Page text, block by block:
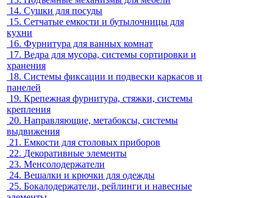
14. Сушки для посуды
15. Сетчатые емкости и бутылочницы для
кухни
16. Фурнитура для ванных комнат
17. Ведра для мусора, системы сортировки и
хранения
18. Системы фиксации и подвески каркасов и
панелей
19. Крепежная фурнитура, стяжки, системы
крепления
20. Направляющие, метабоксы, системы
выдвижения
21. Емкости для столовых приборов
22. Декоративные элементы
23. Менсолодержатели
24. Вешалки и крючки для одежды
25. Бокалодержатели, рейлинги и навесные